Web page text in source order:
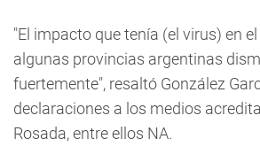
"El impacto que tenía (el virus) en
algunas provincias argentinas
fuertemente", resaltó González
declaraciones a los medios
Rosada, entre ellos NA.